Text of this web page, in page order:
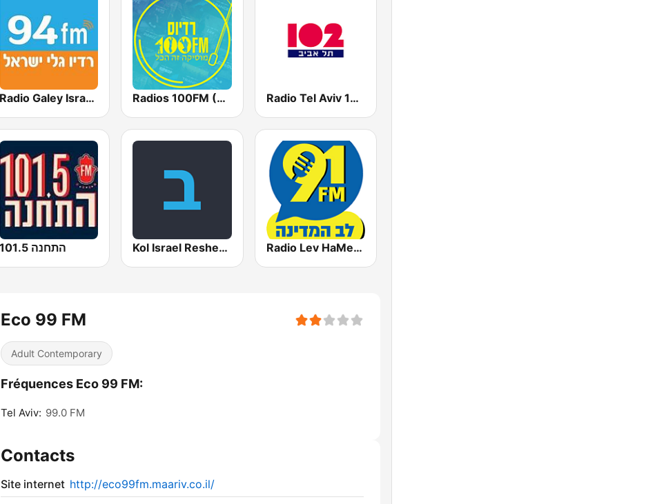
Radio Galey Israel (רדיו גלי ישראל) Radios 100FM (רדיוס) Radio Tel Aviv 102FM (רדיו תל אביב)
התחנה 101.5 Kol Israel Reshet Bet Radio Lev HaMedina 91 FM (לב המדינה)
Eco 99 FM
Adult Contemporary
Fréquences Eco 99 FM:
Tel Aviv: 99.0 FM
Contacts
Site internet http://eco99fm.maariv.co.il/